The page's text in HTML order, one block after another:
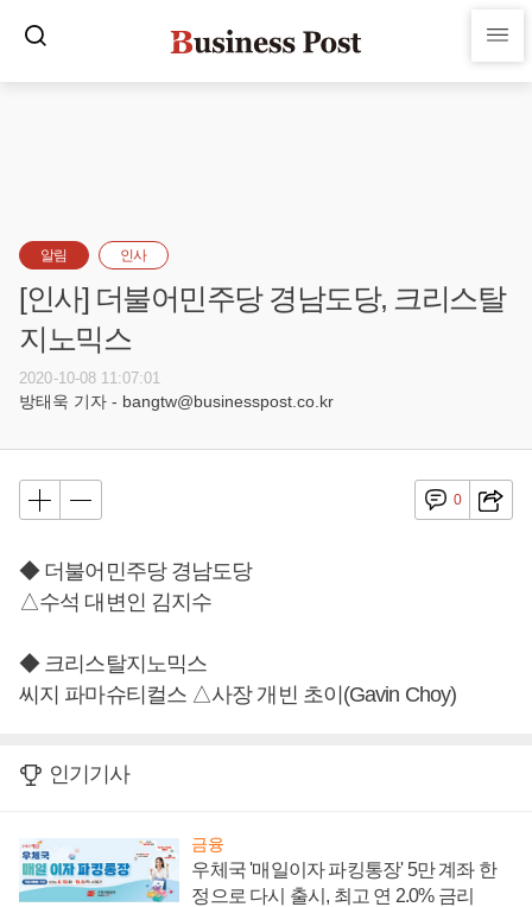
알림 인사
[인사] 더불어민주당 경남도당, 크리스탈
지노믹스
2020-10-08 11:07:01
방태욱 기자 - bangtw@businesspost.co.kr
0
◆ 더불어민주당 경남도당
△수석 대변인 김지수
◆ 크리스탈지노믹스
씨지 파마슈티컬스 △사장 개빈 초이(Gavin Choy)
인기기사
금융
우체국 '매일이자 파킹통장' 5만 계좌 한
정으로 다시 출시, 최고 연 2.0% 금리